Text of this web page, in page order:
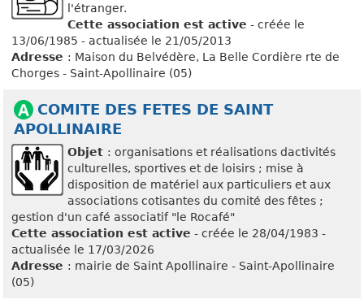
l'étranger.
Cette association est active - créée le
13/06/1985 - actualisée le 21/05/2013
Adresse : Maison du Belvédère, La Belle Cordière rte de
Chorges - Saint-Apollinaire (05)
COMITE DES FETES DE SAINT
APOLLINAIRE
Objet : organisations et réalisations dactivités
culturelles, sportives et de loisirs ; mise à
disposition de matériel aux particuliers et aux
associations cotisantes du comité des fêtes ;
gestion d'un café associatif "le Rocafé"
Cette association est active - créée le 28/04/1983 -
actualisée le 17/03/2026
Adresse : mairie de Saint Apollinaire - Saint-Apollinaire
(05)